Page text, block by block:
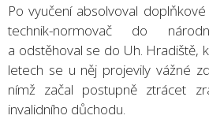
Po vyučení absolvoval
technik-normovač do
a odstěhoval se do Uh. Hradiště,
letech se u něj projevily vážné
nímž začal postupně ztrácet
invalidního důchodu.